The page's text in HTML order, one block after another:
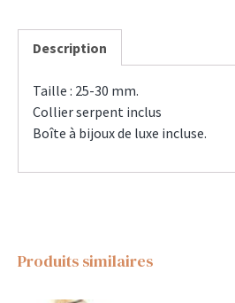
Description
Taille : 25-30 mm.
Collier serpent inclus
Boîte à bijoux de luxe incluse.
Produits similaires